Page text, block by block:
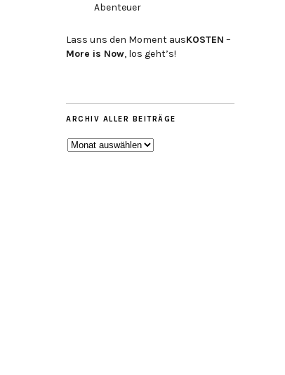
Abenteuer
Lass uns den Moment ausKOSTEN –
More is Now, los geht’s!
ARCHIV ALLER BEITRÄGE
ARCHIV